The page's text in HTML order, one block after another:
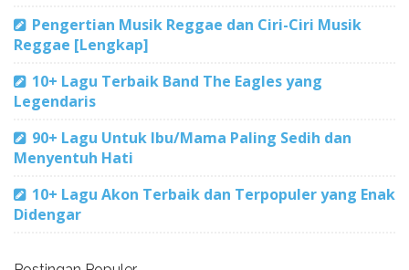
Pengertian Musik Reggae dan Ciri-Ciri Musik
Reggae [Lengkap]
10+ Lagu Terbaik Band The Eagles yang
Legendaris
90+ Lagu Untuk Ibu/Mama Paling Sedih dan
Menyentuh Hati
10+ Lagu Akon Terbaik dan Terpopuler yang Enak
Didengar